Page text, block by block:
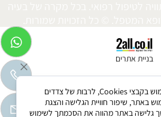
המטפל. © כל הזכויות שמורות.
בניית אתרים
לידיעתך, באתרנו נעשה שימוש בקבצי Cookies, לרבות של צדדים
באתר, שיפור חוויית הגלישה והצגת
גלישה באתר מהווה את הסכמתך לשימוש